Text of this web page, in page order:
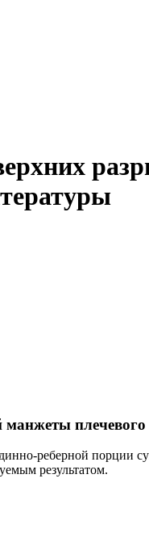
плечевого
реберной порции
результатом.